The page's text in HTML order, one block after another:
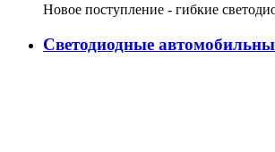
Новое поступление - гибкие
Светодиодные